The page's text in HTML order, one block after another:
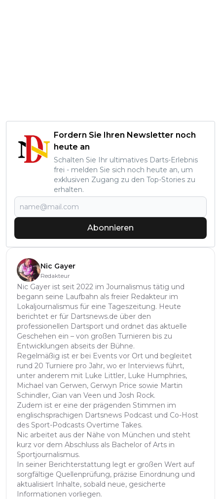
Fordern Sie Ihren Newsletter noch
heute an
Schalten Sie Ihr ultimatives Darts-Erlebnis
frei - melden Sie sich noch heute an, um
exklusiven Zugang zu den Top-Stories zu
erhalten.
Abonnieren
Nic Gayer
Redakteur
Nic Gayer ist seit 2022 im Journalismus tätig und
begann seine Laufbahn als freier Redakteur im
Lokaljournalismus für eine Tageszeitung. Heute
berichtet er für Dartsnews.de über den
professionellen Dartsport und ordnet das aktuelle
Geschehen ein – von großen Turnieren bis zu
Entwicklungen abseits der Bühne.
Regelmäßig ist er bei Events vor Ort und begleitet
rund 20 Turniere pro Jahr, wo er Interviews führt,
unter anderem mit Luke Littler, Luke Humphries,
Michael van Gerwen, Gerwyn Price sowie Martin
Schindler, Gian van Veen und Josh Rock.
Zudem ist er eine der prägenden Stimmen im
englischsprachigen Dartsnews Podcast und Co-Host
des Sport-Podcasts Overtime Takes.
Nic arbeitet aus der Nähe von München und steht
kurz vor dem Abschluss als Bachelor of Arts in
Sportjournalismus.
In seiner Berichterstattung legt er großen Wert auf
sorgfältige Quellenprüfung, präzise Einordnung und
aktualisiert Inhalte, sobald neue, gesicherte
Informationen vorliegen.